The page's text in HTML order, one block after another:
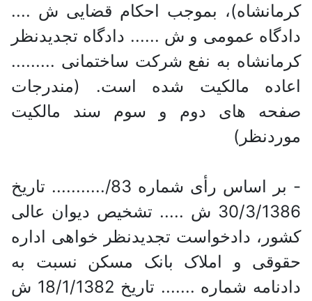
کرمانشاه)، بموجب احکام قضایی ش ....
دادگاه عمومی و ش ...... دادگاه تجدیدنظر
کرمانشاه به نفع شرکت ساختمانی .........
اعاده مالکیت شده است. (مندرجات
صفحه های دوم و سوم سند مالکیت
موردنظر)
- بر اساس رأی شماره 83/........... تاریخ
30/3/1386 ش ..... تشخیص دیوان عالی
کشور، دادخواست تجدیدنظر خواهی اداره
حقوقی و املاک بانک مسکن نسبت به
دادنامه شماره ....... تاریخ 18/1/1382 ش